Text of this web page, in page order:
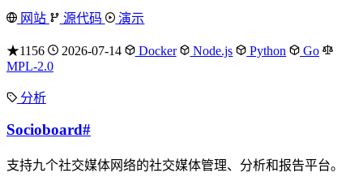
网站 源代码 演示
★1156 2026-07-14 Docker Node.js Python
Go
MPL-2.0
分析
Socioboard#
支持九个社交媒体网络的社交媒体管理、分析和报告平台。